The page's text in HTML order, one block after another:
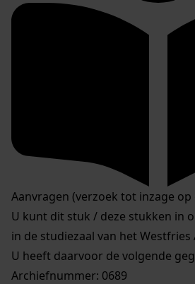
Aanvragen (verzoek tot inzage op
U kunt dit stuk / deze stukken in
in de studiezaal van het Westfries
U heeft daarvoor de volgende
Archiefnummer: 0689